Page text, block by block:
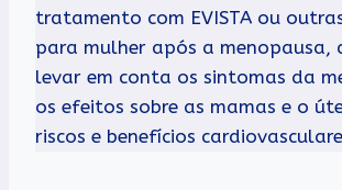
tratamento com EVISTA ou
para mulher após a menopausa,
levar em conta os sintomas da
os efeitos sobre as mamas e o
riscos e benefícios